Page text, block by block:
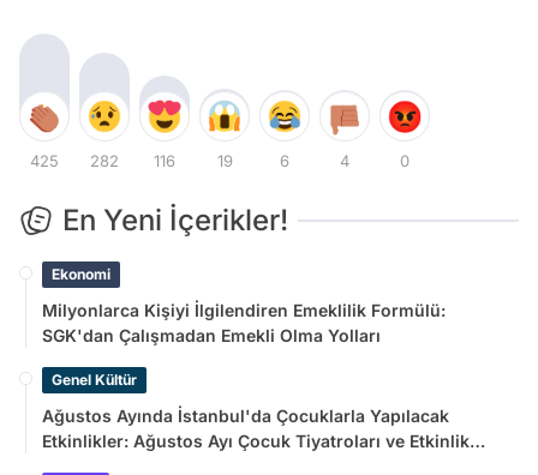
425 282 116 19 6 4 0
En Yeni İçerikler!
Ekonomi
Milyonlarca Kişiyi İlgilendiren Emeklilik Formülü:
SGK'dan Çalışmadan Emekli Olma Yolları
Genel Kültür
Ağustos Ayında İstanbul'da Çocuklarla Yapılacak
Etkinlikler: Ağustos Ayı Çocuk Tiyatroları ve Etkinlik